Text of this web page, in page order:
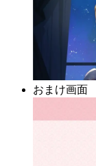
おまけ画面